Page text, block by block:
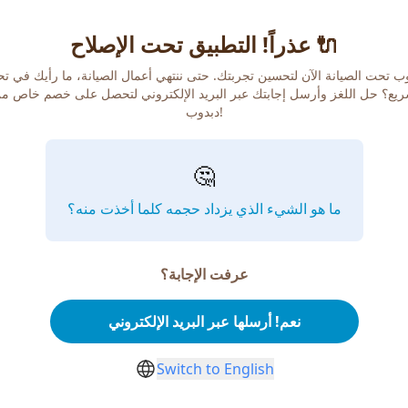
عذراً! التطبيق تحت الإصلاح 🔌
تحت الصيانة الآن لتحسين تجربتك. حتى ننتهي أعمال الصيانة، ما رأيك في
حل اللغز وأرسل إجابتك عبر البريد الإلكتروني لتحصل على خصم خاص
دبدوب!
🤔
ما هو الشيء الذي يزداد حجمه كلما أخذت منه؟
عرفت الإجابة؟
نعم! أرسلها عبر البريد الإلكتروني
Switch to English